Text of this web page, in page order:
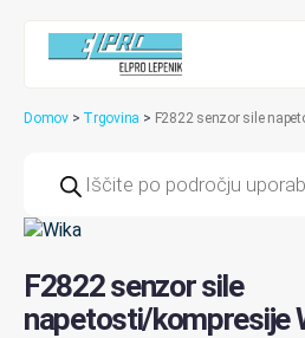
Domov > Trgovina > F2822 senzor sile
search
F2822 senzor sile
napetosti/kompresije